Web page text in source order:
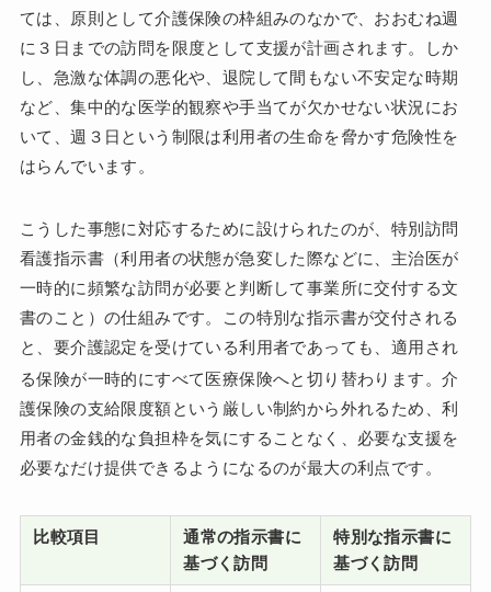
ては、原則として介護保険の枠組みのなかで、おおむね週
に３日までの訪問を限度として支援が計画されます。しか
し、急激な体調の悪化や、退院して間もない不安定な時期
など、集中的な医学的観察や手当てが欠かせない状況にお
いて、週３日という制限は利用者の生命を脅かす危険性を
はらんでいます。
こうした事態に対応するために設けられたのが、特別訪問
看護指示書（利用者の状態が急変した際などに、主治医が
一時的に頻繁な訪問が必要と判断して事業所に交付する文
書のこと）の仕組みです。この特別な指示書が交付される
と、要介護認定を受けている利用者であっても、適用され
る保険が一時的にすべて医療保険へと切り替わります 。介
護保険の支給限度額という厳しい制約から外れるため、利
用者の金銭的な負担枠を気にすることなく、必要な支援を
必要なだけ提供できるようになるのが最大の利点です。
比較項目
通常の指示書に
基づく訪問
特別な指示書に
基づく訪問